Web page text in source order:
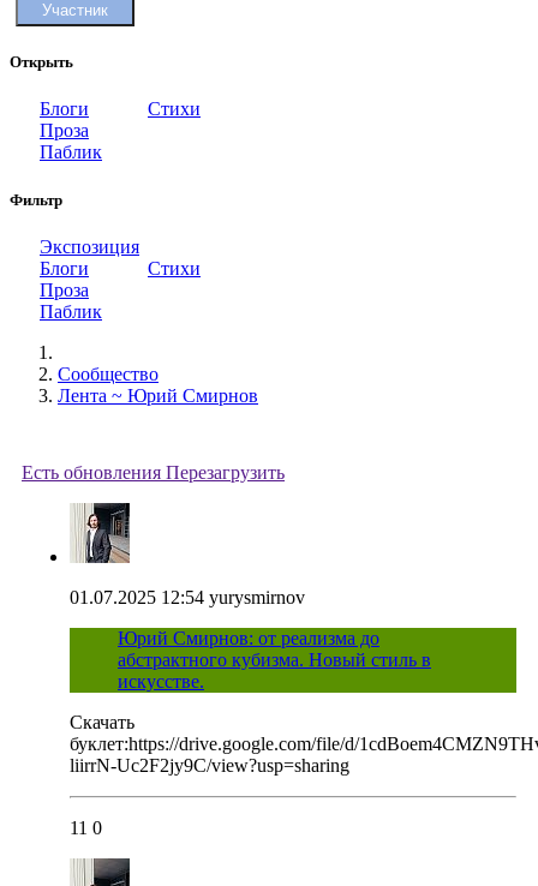
Участник
Открыть
Блоги
Стихи
Проза
Паблик
Фильтр
Экспозиция
Блоги
Стихи
Проза
Паблик
Сообщество
Лента ~ Юрий Смирнов
Есть обновления Перезагрузить
01.07.2025 12:54 yurysmirnov
Юрий Смирнов: от реализма до
абстрактного кубизма. Новый стиль в
искусстве.
Скачать
буклет:https://drive.google.com/file/d/
liirrN-Uc2F2jy9C/view?usp=sharing
11 0